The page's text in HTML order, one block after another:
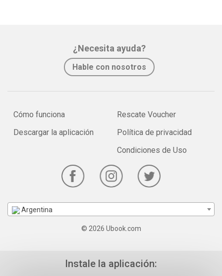
¿Necesita ayuda?
Hable con nosotros
Cómo funciona
Descargar la aplicación
Rescate Voucher
Política de privacidad
Condiciones de Uso
Argentina
© 2026 Ubook.com
Instale la aplicación: